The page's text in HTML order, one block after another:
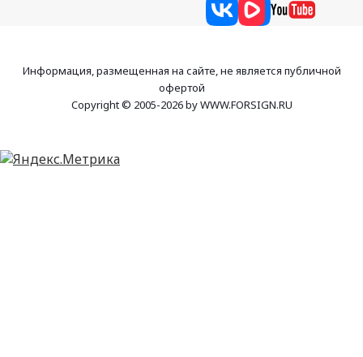
Информация, размещенная на сайте, не является публичной
офертой
Copyright © 2005-2026 by WWW.FORSIGN.RU